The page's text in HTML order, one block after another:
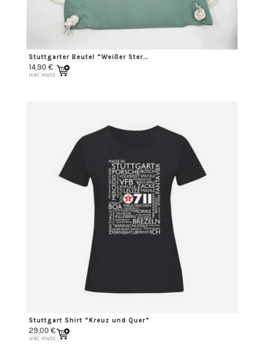
Stuttgarter Beutel “Weißer Stern”
14,90 €
inkl. MwSt.
Stuttgart Shirt “Kreuz und Quer”
29,00 €
inkl. MwSt.